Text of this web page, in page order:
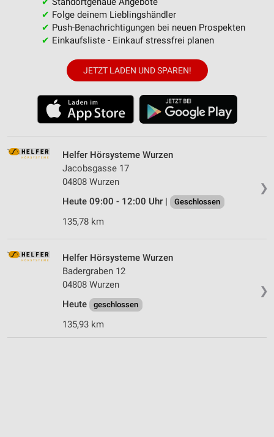
✔ Folge deinem Lieblingshändler
✔ Push-Benachrichtigungen bei neuen Prospekten
✔ Einkaufsliste - Einkauf stressfrei planen
JETZT LADEN UND SPAREN!
❯
Helfer Hörsysteme Wurzen
Jacobsgasse 17
04808 Wurzen
Heute 09:00 - 12:00 Uhr |
Geschlossen
135,78 km
❯
Helfer Hörsysteme Wurzen
Badergraben 12
04808 Wurzen
Heute
geschlossen
135,93 km